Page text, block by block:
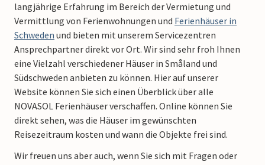
langjährige Erfahrung im Bereich der Vermietung und
Vermittlung von Ferienwohnungen und Ferienhäuser in
Schweden und bieten mit unserem Servicezentren
Ansprechpartner direkt vor Ort. Wir sind sehr froh Ihnen
eine Vielzahl verschiedener Häuser in Småland und
Südschweden anbieten zu können. Hier auf unserer
Website können Sie sich einen Überblick über alle
NOVASOL Ferienhäuser verschaffen. Online können Sie
direkt sehen, was die Häuser im gewünschten
Reisezeitraum kosten und wann die Objekte frei sind.
Wir freuen uns aber auch, wenn Sie sich mit Fragen oder